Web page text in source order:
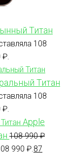
Титан
108
Титан
108
Apple
108 990₽
990 ₽. 87